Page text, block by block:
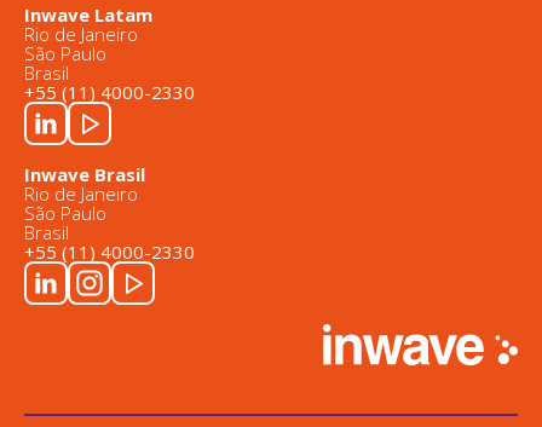
Inwave Latam
Rio de Janeiro
São Paulo
Brasil
+55 (11) 4000-2330
Inwave Brasil
Rio de Janeiro
São Paulo
Brasil
+55 (11) 4000-2330